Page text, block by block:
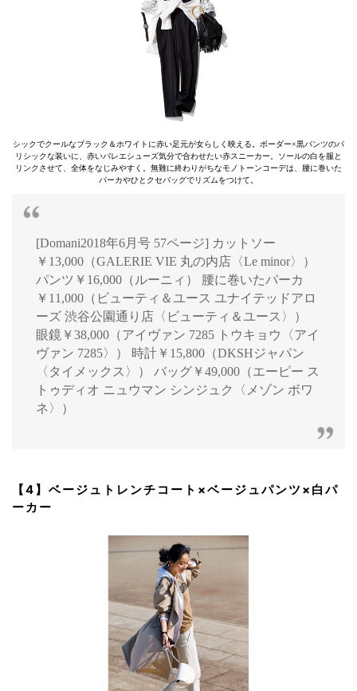
シックでクールなブラック＆ホワイトに赤い足元が女らしく映える。ボーダー×黒パンツのパ
リシックな装いに、赤いバレエシューズ気分で合わせたい赤スニーカー。ソールの白を服と
リンクさせて、全体をなじみやすく。無難に終わりがちなモノトーンコーデは、腰に巻いた
パーカやひとクセバッグでリズムをつけて。
[Domani2018年6月号 57ページ] カットソー
￥13,000（GALERIE VIE 丸の内店〈Le minor〉）
パンツ￥16,000（ルーニィ） 腰に巻いたパーカ
￥11,000（ビューティ＆ユース ユナイテッドアロ
ーズ 渋谷公園通り店〈ビューティ＆ユース〉）
眼鏡￥38,000（アイヴァン 7285 トウキョウ〈アイ
ヴァン 7285〉） 時計￥15,800（DKSHジャパン
〈タイメックス〉） バッグ￥49,000（エーピー ス
トゥディオ ニュウマン シンジュク〈メゾン ボワ
ネ〉）
【4】ベージュトレンチコート×ベージュパンツ×白パ
ーカー